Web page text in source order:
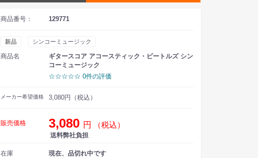
商品番号： 129771
新品 シンコーミュージック
商品名
ギタースコア アコースティック・ビートルズ シン
コーミュージック
☆☆☆☆☆ 0件の評価
メーカー希望価格 3,080円（税込）
販売価格 3,080 円 （税込）
送料弊社負担
在庫 現在、品切れ中です